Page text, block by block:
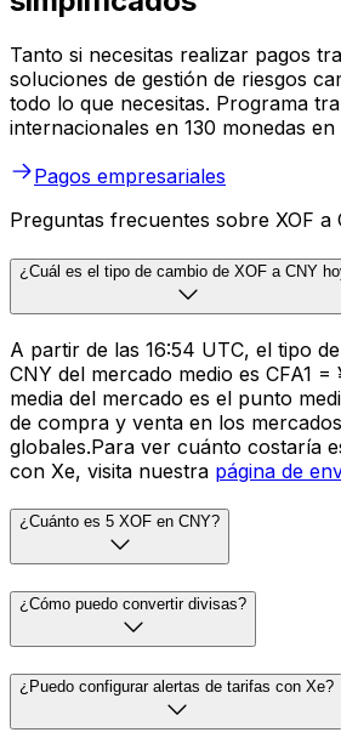
Tanto si necesitas realizar pagos
soluciones de gestión de riesgos
todo lo que necesitas. Programa
internacionales en 130 monedas en
Pagos empresariales
Preguntas frecuentes sobre XOF a
¿Cuál es el tipo de cambio de XOF a CNY
A partir de las 16:54 UTC, el tipo
CNY del mercado medio es CFA1 =
media del mercado es el punto
de compra y venta en los
globales.Para ver cuánto costaría
con Xe, visita nuestra página de
¿Cuánto es 5 XOF en CNY?
¿Cómo puedo convertir divisas?
¿Puedo configurar alertas de tarifas con Xe?